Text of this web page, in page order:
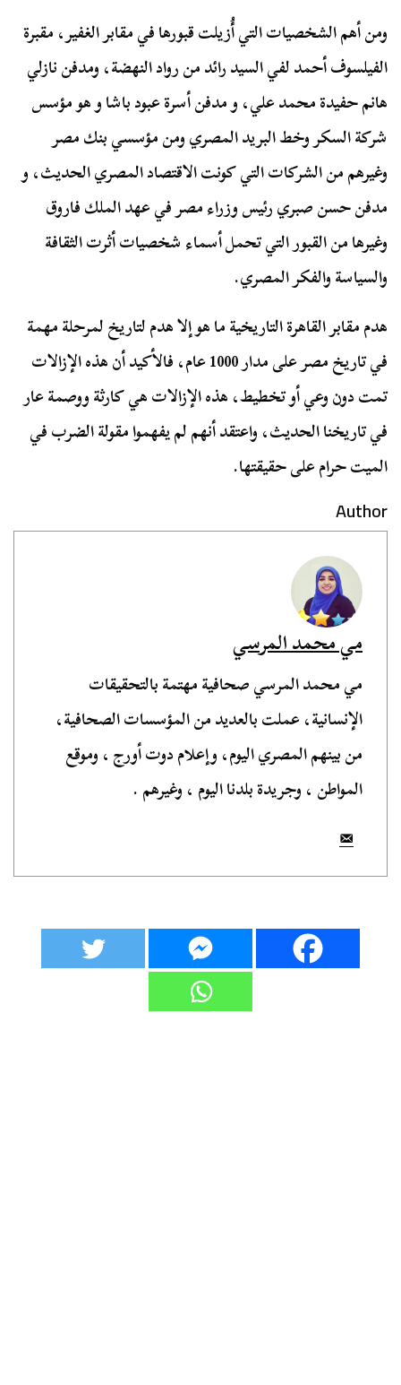
ومن أهم الشخصيات التي أُزيلت قبورها في مقابر الغفير، مقبرة
الفيلسوف أحمد لفي السيد رائد من رواد النهضة، ومدفن نازلي
هانم حفيدة محمد علي، و مدفن أسرة عبود باشا و هو مؤسس
شركة السكر وخط البريد المصري ومن مؤسسي بنك مصر
وغيرهم من الشركات التي كونت الاقتصاد المصري الحديث، و
مدفن حسن صبري رئيس وزراء مصر في عهد الملك فاروق
وغيرها من القبور التي تحمل أسماء شخصيات أثرت الثقافة
والسياسة والفكر المصري.
هدم مقابر القاهرة التاريخية ما هو إلا هدم لتاريخ لمرحلة مهمة
في تاريخ مصر على مدار 1000 عام، فالأكيد أن هذه الإزالات
تمت دون وعي أو تخطيط، هذه الإزالات هي كارثة ووصمة عار
في تاريخنا الحديث، واعتقد أنهم لم يفهموا مقولة الضرب في
الميت حرام على حقيقتها.
Author
مي محمد المرسي
مي محمد المرسي صحافية مهتمة بالتحقيقات
الإنسانية، عملت بالعديد من المؤسسات الصحافية،
من بينهم المصري اليوم، وإعلام دوت أورج ، وموقع
المواطن ، وجريدة بلدنا اليوم ، وغيرهم .